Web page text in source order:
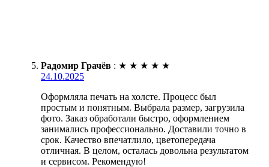
Радомир Грачёв : ★ ★ ★ ★ ★
24.10.2025
Оформляла печать на холсте. Процесс был
простым и понятным. Выбрала размер, загрузила
фото. Заказ обработали быстро, оформлением
занимались профессионально. Доставили точно в
срок. Качество впечатлило, цветопередача
отличная. В целом, осталась довольна результатом
и сервисом. Рекомендую!